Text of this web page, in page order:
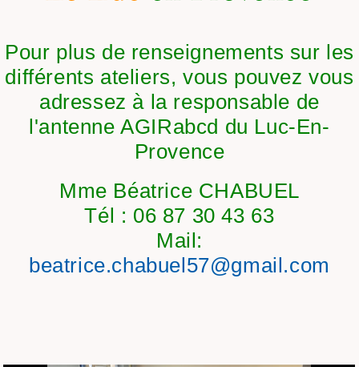
Pour plus de renseignements sur les
différents ateliers, vous pouvez vous
adressez à la responsable de
l'antenne AGIRabcd du Luc-En-
Provence
Mme Béatrice CHABUEL
Tél : 06 87 30 43 63
Mail:
beatrice.chabuel57@gmail.com